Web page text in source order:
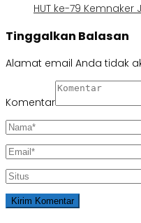
HUT ke-79
Tinggalkan Balasan
Alamat email Anda tidak
Komentar